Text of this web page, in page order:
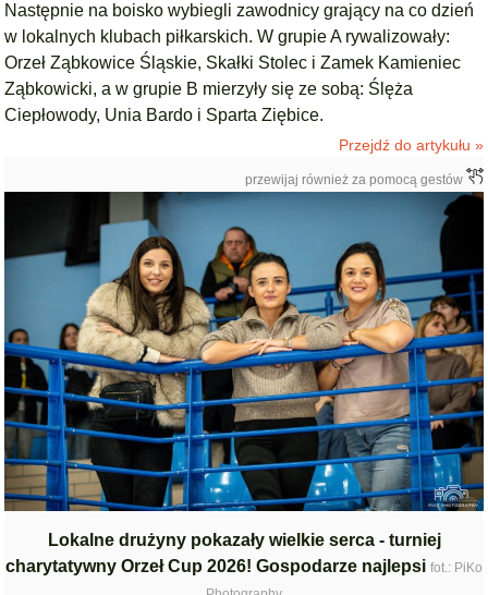
Następnie na boisko wybiegli zawodnicy grający na co dzień
w lokalnych klubach piłkarskich. W grupie A rywalizowały:
Orzeł Ząbkowice Śląskie, Skałki Stolec i Zamek Kamieniec
Ząbkowicki, a w grupie B mierzyły się ze sobą: Ślęża
Ciepłowody, Unia Bardo i Sparta Ziębice.
Przejdź do artykułu »
przewijaj również za pomocą gestów
Lokalne drużyny pokazały wielkie serca - turniej
charytatywny Orzeł Cup 2026! Gospodarze najlepsi fot.: PiKo